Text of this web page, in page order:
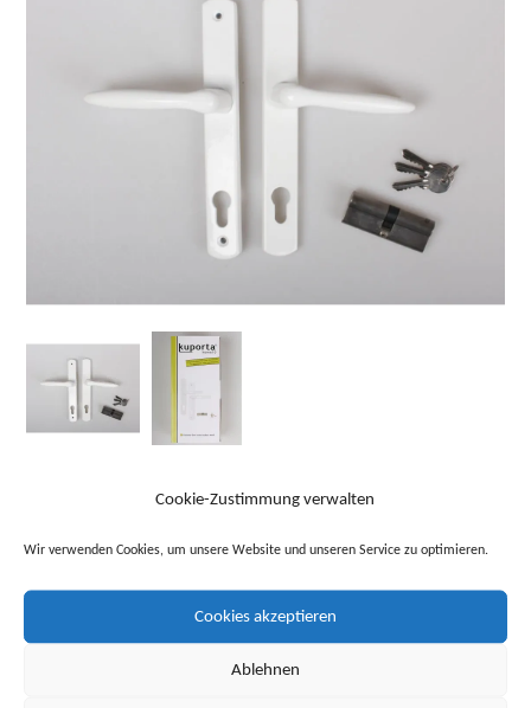
Cookie-Zustimmung verwalten
Wir verwenden Cookies, um unsere Website und unseren Service zu optimieren.
Cookies akzeptieren
Ablehnen
Produktinformationen
Langschildgarnitur